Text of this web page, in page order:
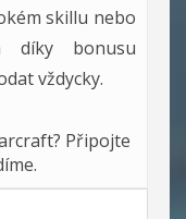
skillu nebo
díky bonusu
vždycky.
Připojte